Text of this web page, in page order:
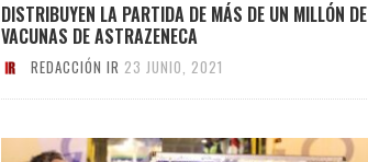
DISTRIBUYEN LA PARTIDA DE MÁS DE UN MILLÓN DE
VACUNAS DE ASTRAZENECA
REDACCIÓN IR 23 JUNIO, 2021